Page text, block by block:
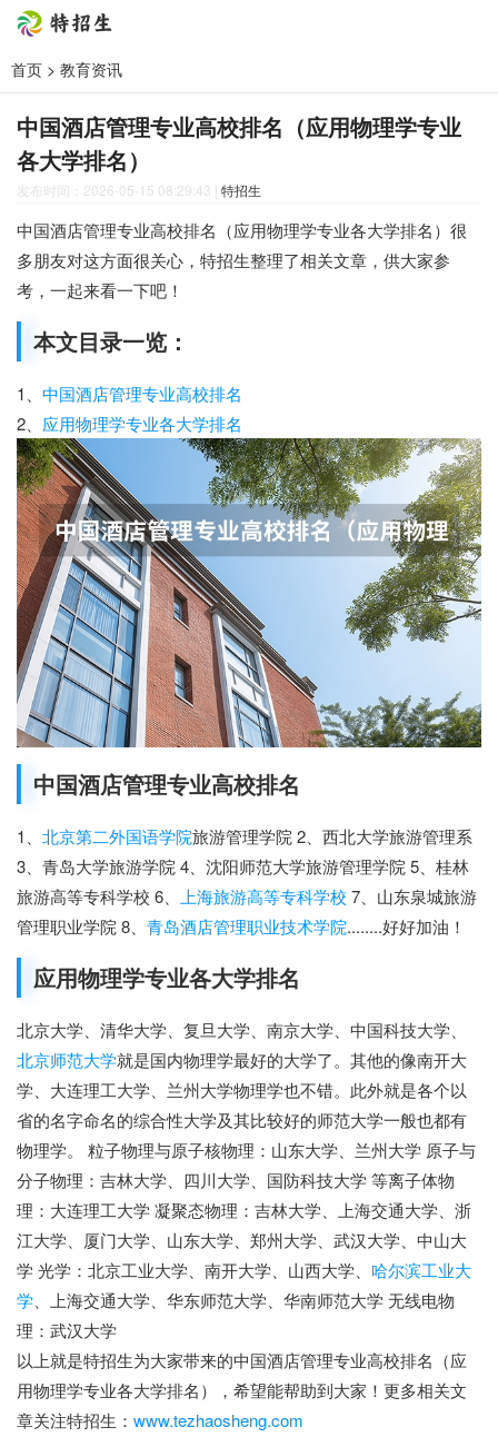
首页 > 教育资讯
中国酒店管理专业高校排名（应用物理学专业
各大学排名）
发布时间：2026-05-15 08:29:43 | 特招生
中国酒店管理专业高校排名（应用物理学专业各大学排名）很
多朋友对这方面很关心，特招生整理了相关文章，供大家参
考，一起来看一下吧！
本文目录一览：
1、 中国酒店管理专业高校排名
2、 应用物理学专业各大学排名
中国酒店管理专业高校排名
1、 北京第二外国语学院旅游管理学院 2、西北大学旅游管理系
3、青岛大学旅游学院 4、沈阳师范大学旅游管理学院 5、桂林
旅游高等专科学校 6、 上海旅游高等专科学校 7、山东泉城旅游
管理职业学院 8、 青岛酒店管理职业技术学院........好好加油！
应用物理学专业各大学排名
北京大学、清华大学、复旦大学、南京大学、中国科技大学、
北京师范大学就是国内物理学最好的大学了。其他的像南开大
学、大连理工大学、兰州大学物理学也不错。此外就是各个以
省的名字命名的综合性大学及其比较好的师范大学一般也都有
物理学。 粒子物理与原子核物理：山东大学、兰州大学 原子与
分子物理：吉林大学、四川大学、国防科技大学 等离子体物
理：大连理工大学 凝聚态物理：吉林大学、上海交通大学、浙
江大学、厦门大学、山东大学、郑州大学、武汉大学、中山大
学 光学：北京工业大学、南开大学、山西大学、 哈尔滨工业大
学、上海交通大学、华东师范大学、华南师范大学 无线电物
理：武汉大学
以上就是特招生为大家带来的中国酒店管理专业高校排名（应
用物理学专业各大学排名），希望能帮助到大家！更多相关文
章关注特招生： www.tezhaosheng.com